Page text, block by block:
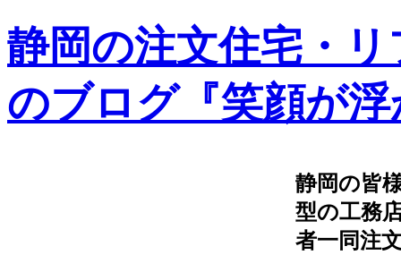
静岡の注文住宅・
のブログ『笑顔が
静岡の皆
型の工務
者一同注